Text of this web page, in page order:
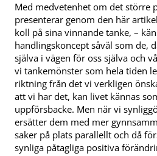
Med medvetenhet om det större
presenterar genom den här
koll på sina vinnande tanke, –
handlingskoncept såväl som de,
själva i vägen för oss själva och
vi tankemönster som hela tiden
riktning från det vi verkligen
att vi har det, kan livet kännas
uppförsbacke. Men när vi
ersätter dem med mer
saker på plats parallellt och då
synliga påtagliga positiva